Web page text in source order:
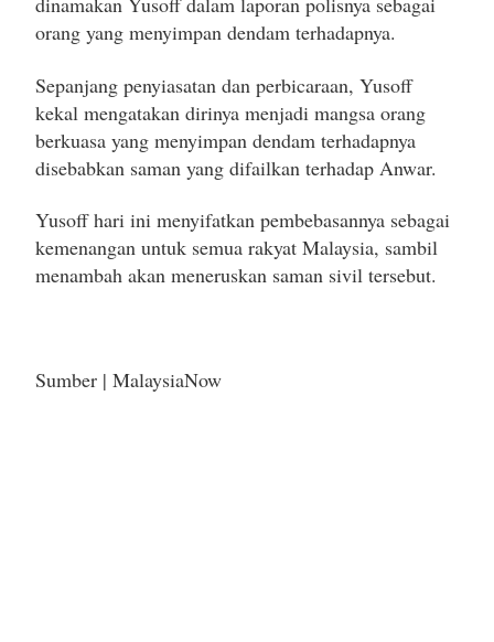
orang yang menyimpan dendam terhadapnya.
Sepanjang penyiasatan dan perbicaraan, Yusoff
kekal mengatakan dirinya menjadi mangsa orang
berkuasa yang menyimpan dendam terhadapnya
disebabkan saman yang difailkan terhadap Anwar.
Yusoff hari ini menyifatkan pembebasannya sebagai
kemenangan untuk semua rakyat Malaysia, sambil
menambah akan meneruskan saman sivil tersebut.
Sumber | MalaysiaNow